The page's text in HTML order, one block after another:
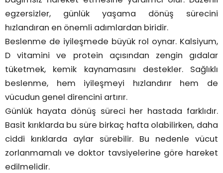
egzersizler, günlük yaşama dönüş sürecini
hızlandıran en önemli adımlardan biridir.
Beslenme de iyileşmede büyük rol oynar. Kalsiyum,
D vitamini ve protein açısından zengin gıdalar
tüketmek, kemik kaynamasını destekler. Sağlıklı
beslenme, hem iyileşmeyi hızlandırır hem de
vücudun genel direncini artırır.
Günlük hayata dönüş süreci her hastada farklıdır.
Basit kırıklarda bu süre birkaç hafta olabilirken, daha
ciddi kırıklarda aylar sürebilir. Bu nedenle vücut
zorlanmamalı ve doktor tavsiyelerine göre hareket
edilmelidir.